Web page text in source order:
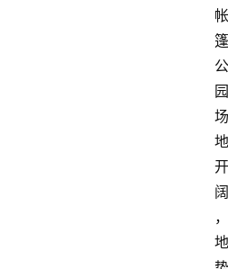
帐
篷
公
园
场
地
开
阔
，
地